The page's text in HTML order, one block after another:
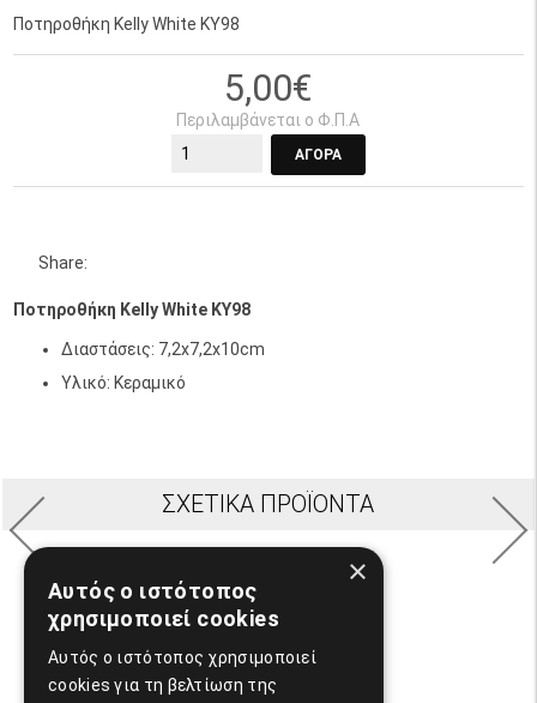
Ποτηροθήκη Kelly White KY98
5,00€
Περιλαμβάνεται ο Φ.Π.Α
ΑΓΟΡΆ
Share:
Ποτηροθήκη Kelly White KY98
Διαστάσεις: 7,2x7,2x10cm
Υλικό: Kεραμικό
ΣΧΕΤΙΚΆ ΠΡΟΪΌΝΤΑ
DISPENCER KELLY WHITE KY80
Μοντέλο:02.00725
6,00€
×
Αυτός ο ιστότοπος
χρησιμοποιεί cookies
Αυτός ο ιστότοπος χρησιμοποιεί
cookies για τη βελτίωση της